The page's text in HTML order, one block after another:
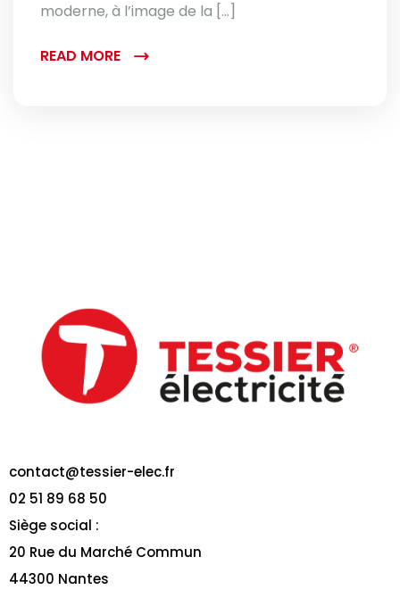
moderne, à l’image de la […]
READ MORE
contact@tessier-elec.fr
02 51 89 68 50
Siège social :
20 Rue du Marché Commun
44300 Nantes